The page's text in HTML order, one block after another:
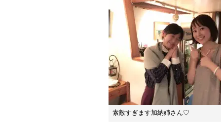
素敵すぎます加納姉さん♡